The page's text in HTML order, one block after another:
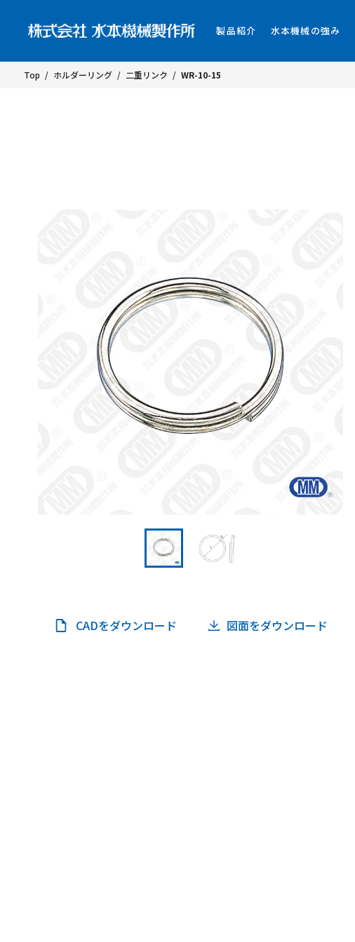
製品紹介 水本機械の強み
Top / ホルダーリング / 二重リンク / WR-10-15
CADをダウンロード 図面をダウンロード